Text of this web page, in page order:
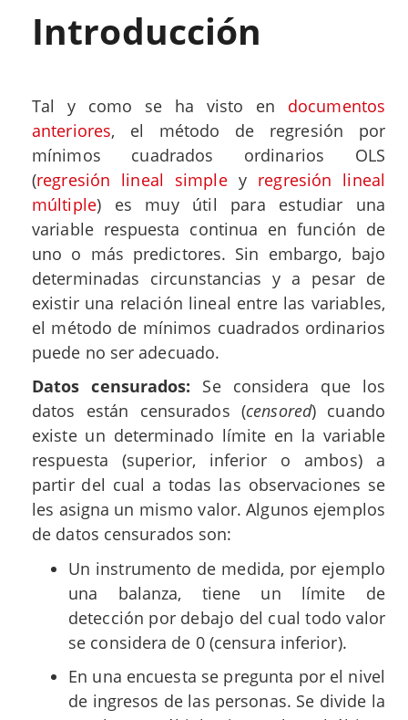
Introducción
Tal y como se ha visto en documentos
anteriores, el método de regresión por
mínimos cuadrados ordinarios OLS
(regresión lineal simpley regresión lineal
múltiple) es muy útil para estudiar una
variable respuesta continua en función de
uno o más predictores. Sin embargo, bajo
determinadas circunstancias y a pesar de
existir una relación lineal entre las variables,
el método de mínimos cuadrados ordinarios
puede no ser adecuado.
Datos censurados: Se considera que los
datos están censurados (censored) cuando
existe un determinado límite en la variable
respuesta (superior, inferior o ambos) a
partir del cual a todas las observaciones se
les asigna un mismo valor. Algunos ejemplos
de datos censurados son:
Un instrumento de medida, por ejemplo
una balanza, tiene un límite de
detección por debajo del cual todo valor
se considera de 0 (censura inferior).
En una encuesta se pregunta por el nivel
de ingresos de las personas. Se divide la